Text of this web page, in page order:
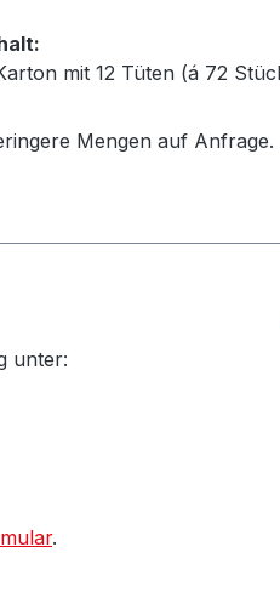
mit 12 Tüten (á 72
Mengen auf Anfrage.
unter:
.